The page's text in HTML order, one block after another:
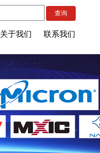
关于我们 联系我们